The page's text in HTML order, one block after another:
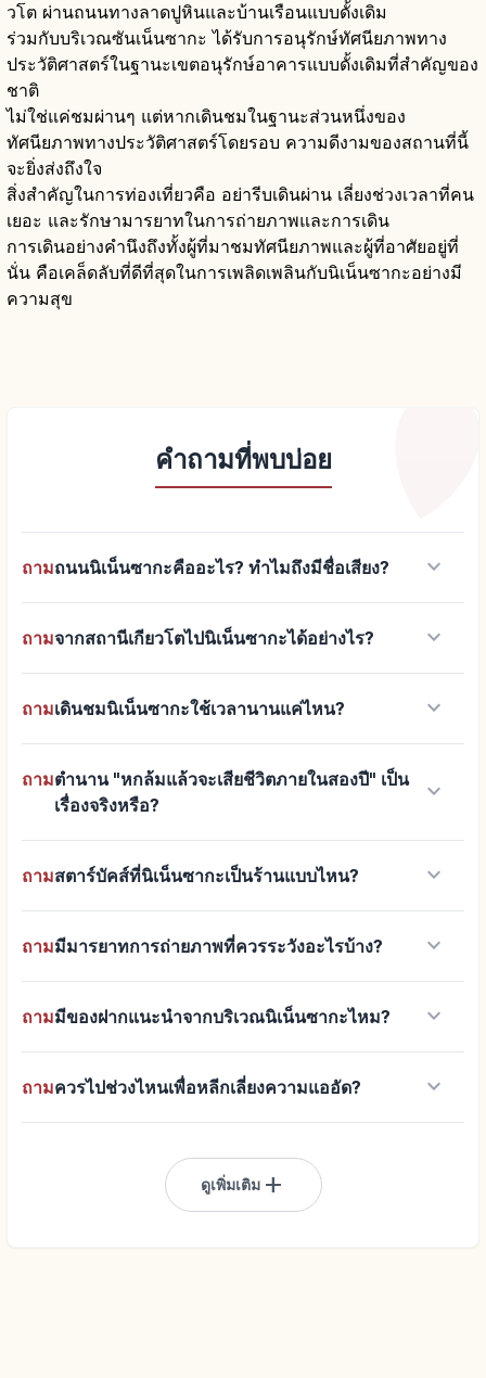
วโต ผ่านถนนทางลาดปูหินและบ้านเรือนแบบดั้งเดิม
ร่วมกับบริเวณซันเน็นซากะ ได้รับการอนุรักษ์ทัศนียภาพทาง
ประวัติศาสตร์ในฐานะเขตอนุรักษ์อาคารแบบดั้งเดิมที่สำคัญของ
ชาติ
ไม่ใช่แค่ชมผ่านๆ แต่หากเดินชมในฐานะส่วนหนึ่งของ
ทัศนียภาพทางประวัติศาสตร์โดยรอบ ความดีงามของสถานที่นี้
จะยิ่งส่งถึงใจ
สิ่งสำคัญในการท่องเที่ยวคือ อย่ารีบเดินผ่าน เลี่ยงช่วงเวลาที่คน
เยอะ และรักษามารยาทในการถ่ายภาพและการเดิน
การเดินอย่างคำนึงถึงทั้งผู้ที่มาชมทัศนียภาพและผู้ที่อาศัยอยู่ที่
นั่น คือเคล็ดลับที่ดีที่สุดในการเพลิดเพลินกับนิเน็นซากะอย่างมี
ความสุข
คำถามที่พบบ่อย
ถามถนนนิเน็นซากะคืออะไร? ทำไมถึงมีชื่อเสียง? keyboard_arrow_down
ถามจากสถานีเกียวโตไปนิเน็นซากะได้อย่างไร? keyboard_arrow_down
ถามเดินชมนิเน็นซากะใช้เวลานานแค่ไหน? keyboard_arrow_down
ถามตำนาน "หกล้มแล้วจะเสียชีวิตภายในสองปี" เป็น
เรื่องจริงหรือ?
keyboard_arrow_down
ถามสตาร์บัคส์ที่นิเน็นซากะเป็นร้านแบบไหน? keyboard_arrow_down
ถามมีมารยาทการถ่ายภาพที่ควรระวังอะไรบ้าง? keyboard_arrow_down
ถามมีของฝากแนะนำจากบริเวณนิเน็นซากะไหม? keyboard_arrow_down
ถามควรไปช่วงไหนเพื่อหลีกเลี่ยงความแออัด? keyboard_arrow_down
ดูเพิ่มเติมadd